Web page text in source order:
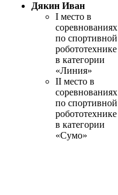
Дякин Иван
I место в
соревнованиях
по спортивной
робототехнике
в категории
«Линия»
II место в
соревнованиях
по спортивной
робототехнике
в категории
«Сумо»